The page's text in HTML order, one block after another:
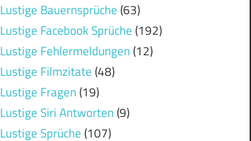
Lustige Bauernsprüche(63)
Lustige Facebook Sprüche(192)
Lustige Fehlermeldungen(12)
Lustige Filmzitate(48)
Lustige Fragen(19)
Lustige Siri Antworten(9)
Lustige Sprüche(107)